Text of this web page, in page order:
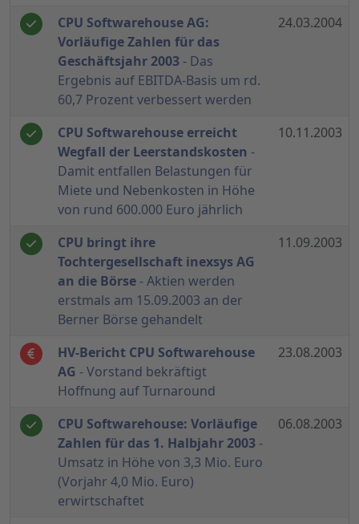
CPU Softwarehouse AG:
Vorläufige Zahlen für das
Geschäftsjahr 2003 - Das
Ergebnis auf EBITDA-Basis um rd.
60,7 Prozent verbessert werden
24.03.2004
CPU Softwarehouse erreicht
Wegfall der Leerstandskosten -
Damit entfallen Belastungen für
Miete und Nebenkosten in Höhe
von rund 600.000 Euro jährlich
10.11.2003
CPU bringt ihre
Tochtergesellschaft inexsys AG
an die Börse - Aktien werden
erstmals am 15.09.2003 an der
Berner Börse gehandelt
11.09.2003
HV-Bericht CPU Softwarehouse
AG - Vorstand bekräftigt
Hoffnung auf Turnaround
23.08.2003
CPU Softwarehouse: Vorläufige
Zahlen für das 1. Halbjahr 2003 -
Umsatz in Höhe von 3,3 Mio. Euro
(Vorjahr 4,0 Mio. Euro)
erwirtschaftet
06.08.2003